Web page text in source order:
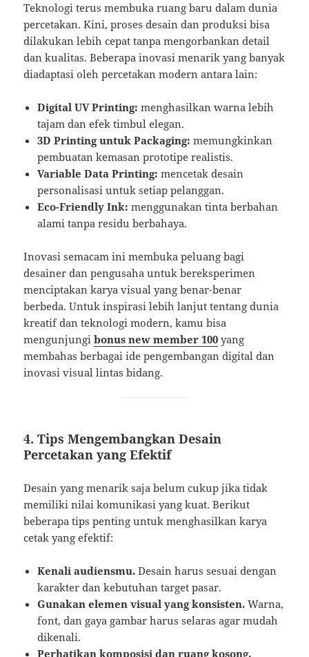
Teknologi terus membuka ruang baru dalam dunia
percetakan. Kini, proses desain dan produksi bisa
dilakukan lebih cepat tanpa mengorbankan detail
dan kualitas. Beberapa inovasi menarik yang banyak
diadaptasi oleh percetakan modern antara lain:
Digital UV Printing: menghasilkan warna lebih
tajam dan efek timbul elegan.
3D Printing untuk Packaging: memungkinkan
pembuatan kemasan prototipe realistis.
Variable Data Printing: mencetak desain
personalisasi untuk setiap pelanggan.
Eco-Friendly Ink: menggunakan tinta berbahan
alami tanpa residu berbahaya.
Inovasi semacam ini membuka peluang bagi
desainer dan pengusaha untuk bereksperimen
menciptakan karya visual yang benar-benar
berbeda. Untuk inspirasi lebih lanjut tentang dunia
kreatif dan teknologi modern, kamu bisa
mengunjungibonus new member 100 yang
membahas berbagai ide pengembangan digital dan
inovasi visual lintas bidang.
4. Tips Mengembangkan Desain
Percetakan yang Efektif
Desain yang menarik saja belum cukup jika tidak
memiliki nilai komunikasi yang kuat. Berikut
beberapa tips penting untuk menghasilkan karya
cetak yang efektif:
Kenali audiensmu. Desain harus sesuai dengan
karakter dan kebutuhan target pasar.
Gunakan elemen visual yang konsisten. Warna,
font, dan gaya gambar harus selaras agar mudah
dikenali.
Perhatikan komposisi dan ruang kosong.